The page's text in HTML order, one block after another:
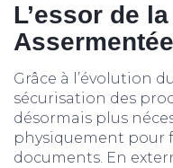
L’essor de
Grâce à l’évolution
sécurisation des
désormais plus
physiquement pour
documents. En